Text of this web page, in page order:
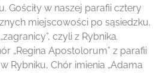
Gościły w naszej parafii cztery
miejscowości po sąsiedzku.
czyli z Rybnika.
„Regina Apostolorum” z parafii
Rybniku, Chór imienia „Adama